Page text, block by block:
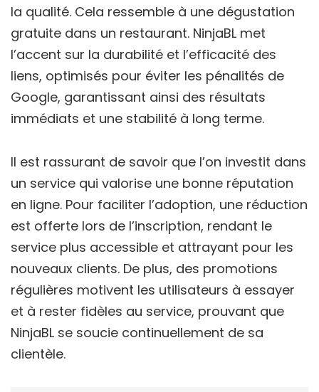
la qualité. Cela ressemble à une dégustation
gratuite dans un restaurant. NinjaBL met
l’accent sur la durabilité et l’efficacité des
liens, optimisés pour éviter les pénalités de
Google, garantissant ainsi des résultats
immédiats et une stabilité à long terme.
Il est rassurant de savoir que l’on investit dans
un service qui valorise une bonne réputation
en ligne. Pour faciliter l’adoption, une réduction
est offerte lors de l’inscription, rendant le
service plus accessible et attrayant pour les
nouveaux clients. De plus, des promotions
régulières motivent les utilisateurs à essayer
et à rester fidèles au service, prouvant que
NinjaBL se soucie continuellement de sa
clientèle.